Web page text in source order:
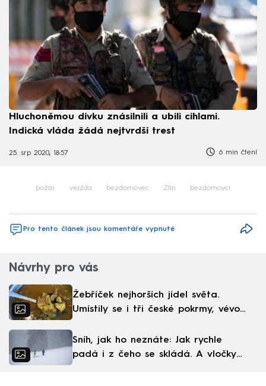
Hluchoněmou dívku znásilnili a ubili cihlami.
Indická vláda žádá nejtvrdší trest
25. srp 2020, 18:57 6 min čtení
požár vražda bezdomovec Zlín bezdomovci
Pro tento článek jsou komentáře vypnuté
Návrhy pro vás
Žebříček nejhorších jídel světa.
Umístily se i tři české pokrmy, vévodí
Sníh, jak ho neznáte: Jak rychle
padá i z čeho se skládá. A vločky